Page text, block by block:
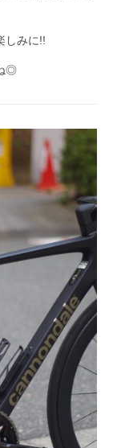
しみに!!
◎